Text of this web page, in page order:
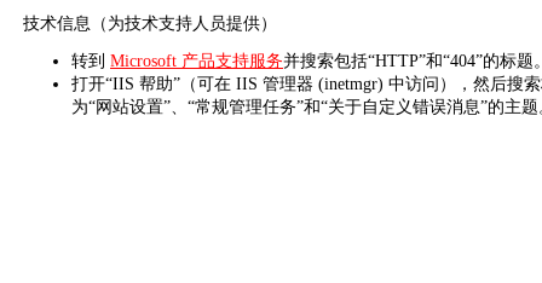
技术信息（为技术支持人员提供）
转到 Microsoft 产品支持服务并搜索包括“HTTP”和“404”的标题
打开“IIS 帮助”（可在 IIS 管理器 (inetmgr) 中访问），然后搜
为“网站设置”、“常规管理任务”和“关于自定义错误消息”的主题